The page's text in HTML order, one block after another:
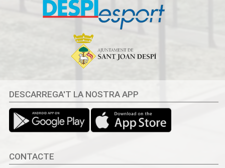
DESCARREGA'T LA NOSTRA APP
CONTACTE